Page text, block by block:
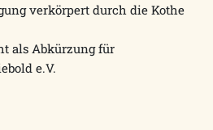
verkörpert durch die Kothe
als Abkürzung für
e.V.